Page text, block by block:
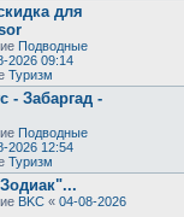
для
Подводные
2026 09:14
Туризм
- Забаргад -
Подводные
2026 12:54
Туризм
BKC « 04-08-2026